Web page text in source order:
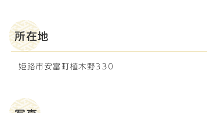
所在地
姫路市安富町植木野330